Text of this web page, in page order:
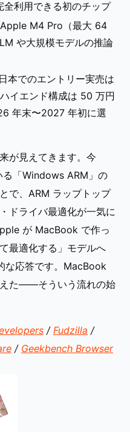
全利用できる初のチップ
M4 Pro（最大 64
や大規模モデルの推論
本でのエントリー実売は
イエンド構成は 50 万円
年末〜2027 年初に選
が見えてきます。今
「Windows ARM」の
で、ARM ラップトップ
ドライバ最適化が一気に
が MacBook で作っ
最適化する」モデルへ
な応答です。MacBook
た——そういう流れの始
/ Fudzilla /
/ Geekbench Browser